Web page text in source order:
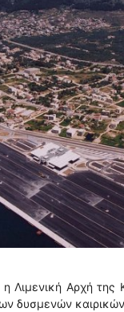
Λιμενική Αρχή
δυσμενών